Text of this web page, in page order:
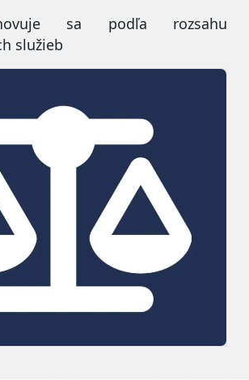
sa podľa rozsahu
služieb